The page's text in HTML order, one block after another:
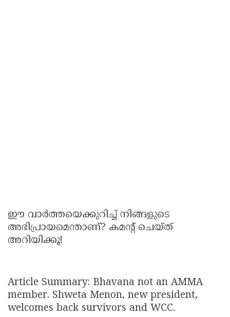
ഈ വാർത്തയെക്കുറിച്ച് നിങ്ങളുടെ
അഭിപ്രായമെന്താണ്? കമന്റ് ചെയ്ത്
അറിയിക്കൂ!
Article Summary: Bhavana not an AMMA
member. Shweta Menon, new president,
welcomes back survivors and WCC.